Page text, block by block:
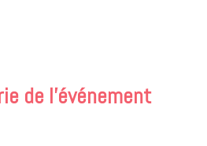
de l’événement